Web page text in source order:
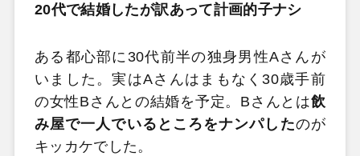
20代で結婚したが訳あって計画的子ナシ
ある都心部に30代前半の独身男性Aさんが
いました。実はAさんはまもなく30歳手前
の女性Bさんとの結婚を予定。Bさんとは飲
み屋で一人でいるところをナンパしたのが
キッカケでした。